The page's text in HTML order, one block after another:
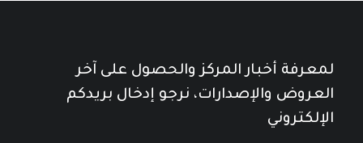
لمعرفة أخبار المركز والحصول على آخر
العروض والإصدارات، نرجو إدخال بريدكم
الإلكتروني